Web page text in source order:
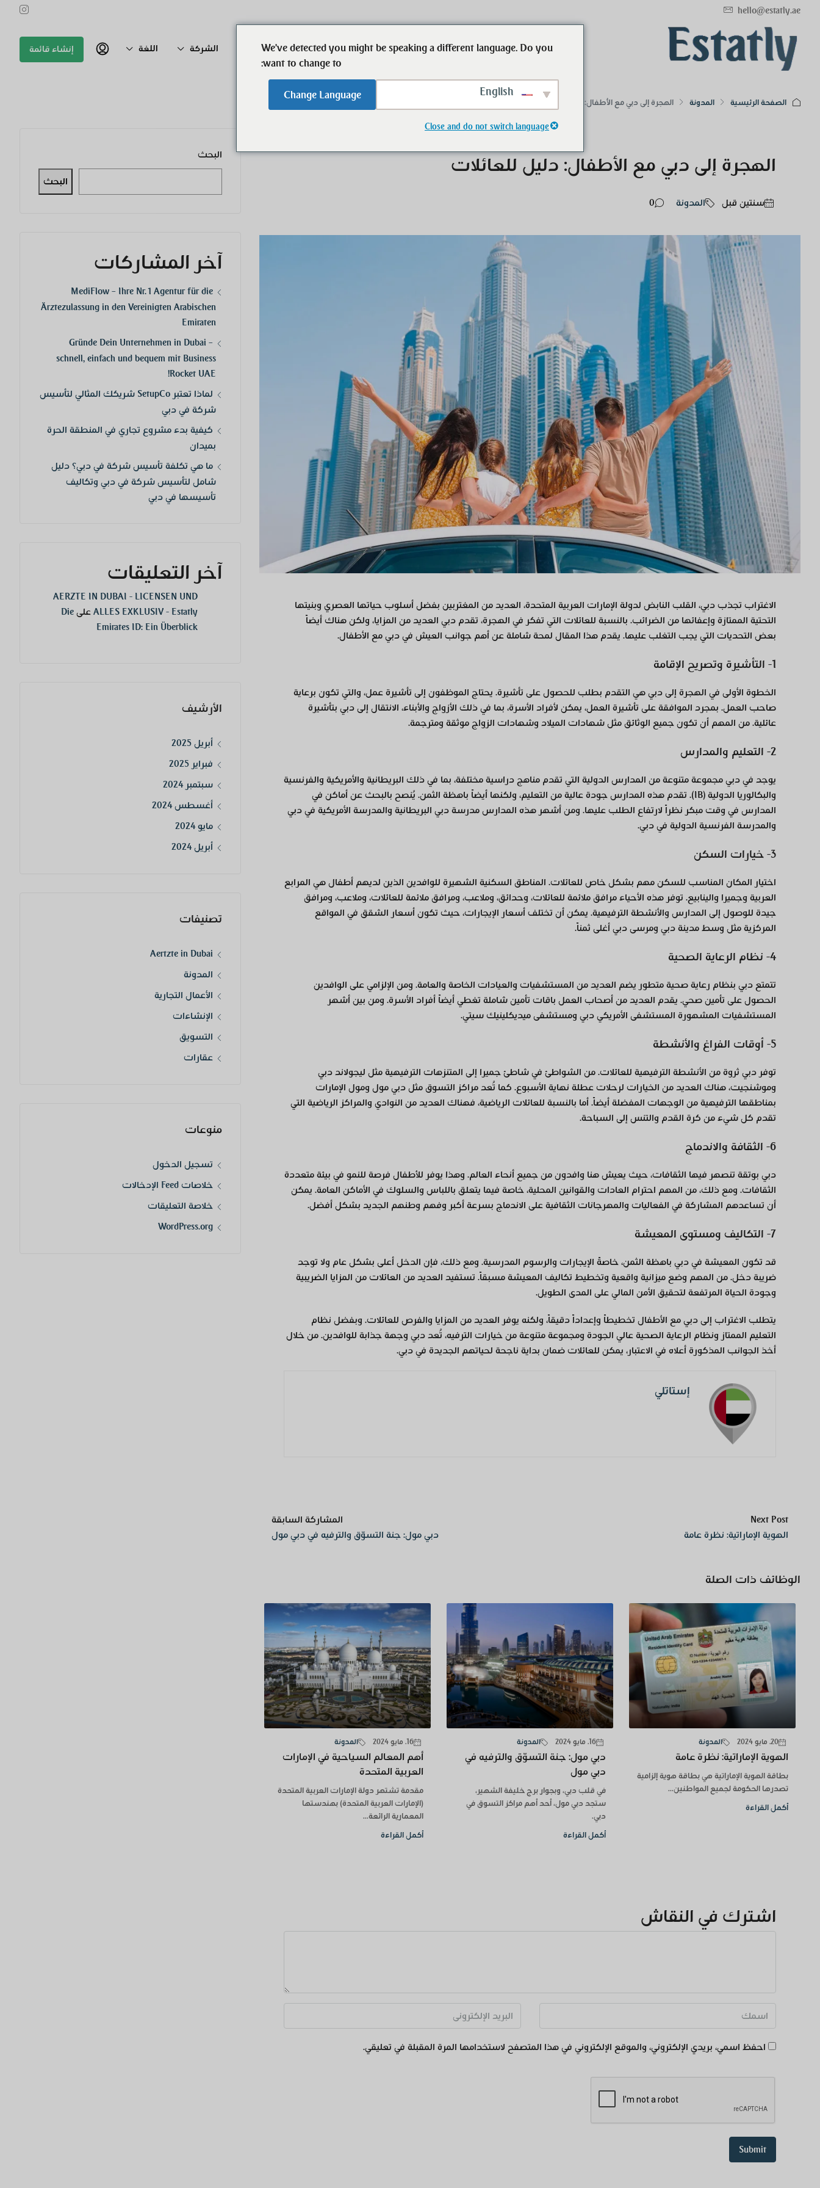
hello@estatly.ae
ابدأ العقارات الشخص الذي يمكن الاتصال به الشركة اللغة إنشاء قائمة
الصفحة الرئيسية المدونة الهجرة إلى دبي مع الأطفال: دليل للعائلات
الهجرة إلى دبي مع الأطفال: دليل للعائلات
‏سنتين قبل المدونة 0
الاغتراب تجذب دبي، القلب النابض لدولة الإمارات العربية المتحدة، العديد من المغتربين بفضل أسلوب حياتها العصري وبنيتها
التحتية الممتازة وإعفائها من الضرائب. بالنسبة للعائلات التي تفكر في الهجرة، تقدم دبي العديد من المزايا، ولكن هناك أيضاً
بعض التحديات التي يجب التغلب عليها. يقدم هذا المقال لمحة شاملة عن أهم جوانب العيش في دبي مع الأطفال.
1- التأشيرة وتصريح الإقامة
الخطوة الأولى في الهجرة إلى دبي هي التقدم بطلب للحصول على تأشيرة. يحتاج الموظفون إلى تأشيرة عمل، والتي تكون برعاية
صاحب العمل. بمجرد الموافقة على تأشيرة العمل، يمكن لأفراد الأسرة، بما في ذلك الأزواج والأبناء، الانتقال إلى دبي بتأشيرة
عائلية. من المهم أن تكون جميع الوثائق مثل شهادات الميلاد وشهادات الزواج موثقة ومترجمة.
2- التعليم والمدارس
يوجد في دبي مجموعة متنوعة من المدارس الدولية التي تقدم مناهج دراسية مختلفة، بما في ذلك البريطانية والأمريكية والفرنسية
والبكالوريا الدولية (IB). تقدم هذه المدارس جودة عالية من التعليم، ولكنها أيضاً باهظة الثمن. يُنصح بالبحث عن أماكن في
المدارس في وقت مبكر نظراً لارتفاع الطلب عليها. ومن أشهر هذه المدارس مدرسة دبي البريطانية والمدرسة الأمريكية في دبي
والمدرسة الفرنسية الدولية في دبي.
3- خيارات السكن
اختيار المكان المناسب للسكن مهم بشكل خاص للعائلات. المناطق السكنية الشهيرة للوافدين الذين لديهم أطفال هي المرابع
العربية وجميرا والينابيع. توفر هذه الأحياء مرافق ملائمة للعائلات، وحدائق، وملاعب، ومرافق ملائمة للعائلات، وملاعب، ومرافق
جيدة للوصول إلى المدارس والأنشطة الترفيهية. يمكن أن تختلف أسعار الإيجارات، حيث تكون أسعار الشقق في المواقع
المركزية مثل وسط مدينة دبي ومرسى دبي أغلى ثمناً.
4- نظام الرعاية الصحية
تتمتع دبي بنظام رعاية صحية متطور يضم العديد من المستشفيات والعيادات الخاصة والعامة. ومن الإلزامي على الوافدين
الحصول على تأمين صحي. يقدم العديد من أصحاب العمل باقات تأمين شاملة تغطي أيضاً أفراد الأسرة. ومن بين أشهر
المستشفيات المشهورة المستشفى الأمريكي دبي ومستشفى ميديكلينيك سيتي.
5- أوقات الفراغ والأنشطة
توفر دبي ثروة من الأنشطة الترفيهية للعائلات. من الشواطئ في شاطئ جميرا إلى المتنزهات الترفيهية مثل ليجولاند دبي
وموشنجيت، هناك العديد من الخيارات لرحلات عطلة نهاية الأسبوع. كما تُعد مراكز التسوق مثل دبي مول ومول الإمارات
بمناطقها الترفيهية من الوجهات المفضلة أيضاً. أما بالنسبة للعائلات الرياضية، فهناك العديد من النوادي والمراكز الرياضية التي
تقدم كل شيء من كرة القدم والتنس إلى السباحة.
6- الثقافة والاندماج
دبي بوتقة تنصهر فيها الثقافات، حيث يعيش هنا وافدون من جميع أنحاء العالم. وهذا يوفر للأطفال فرصة للنمو في بيئة متعددة
الثقافات. ومع ذلك، من المهم احترام العادات والقوانين المحلية، خاصة فيما يتعلق باللباس والسلوك في الأماكن العامة. يمكن
أن تساعدهم المشاركة في الفعاليات والمهرجانات الثقافية على الاندماج بسرعة أكبر وفهم وطنهم الجديد بشكل أفضل.
7- التكاليف ومستوى المعيشة
قد تكون المعيشة في دبي باهظة الثمن، خاصةً الإيجارات والرسوم المدرسية. ومع ذلك، فإن الدخل أعلى بشكل عام ولا توجد
ضريبة دخل. من المهم وضع ميزانية واقعية وتخطيط تكاليف المعيشة مسبقاً. تستفيد العديد من العائلات من المزايا الضريبية
وجودة الحياة المرتفعة لتحقيق الأمن المالي على المدى الطويل.
يتطلب الاغتراب إلى دبي مع الأطفال تخطيطاً وإعداداً دقيقاً، ولكنه يوفر العديد من المزايا والفرص للعائلات. وبفضل نظام
التعليم الممتاز ونظام الرعاية الصحية عالي الجودة ومجموعة متنوعة من خيارات الترفيه، تُعد دبي وجهة جذابة للوافدين. من خلال
أخذ الجوانب المذكورة أعلاه في الاعتبار، يمكن للعائلات ضمان بداية ناجحة لحياتهم الجديدة في دبي.
إستاتلي
المشاركة السابقة
دبي مول: جنة التسوّق والترفيه في دبي مول
Next Post
الهوية الإماراتية: نظرة عامة
الوظائف ذات الصلة
20. مايو 2024 المدونة
الهوية الإماراتية: نظرة عامة
بطاقة الهوية الإماراتية هي بطاقة هوية إلزامية
تصدرها الحكومة لجميع المواطنين...
أكمل القراءة
16. مايو 2024 المدونة
دبي مول: جنة التسوّق والترفيه في
دبي مول
في قلب دبي، وبجوار برج خليفة الشهير،
ستجد دبي مول، أحد أهم مراكز التسوق في
دبي.
أكمل القراءة
16. مايو 2024 المدونة
أهم المعالم السياحية في الإمارات
العربية المتحدة
مقدمة تشتهر دولة الإمارات العربية المتحدة
(الإمارات العربية المتحدة) بهندستها
المعمارية الرائعة...
أكمل القراءة
اشترك في النقاش
احفظ اسمي، بريدي الإلكتروني، والموقع الإلكتروني في هذا المتصفح لاستخدامها المرة المقبلة في تعليقي.
البحث
البحث
آخر المشاركات
MediFlow – Ihre Nr. 1 Agentur für die
Ärztezulassung in den Vereinigten Arabischen
Emiraten
Gründe Dein Unternehmen in Dubai –
schnell, einfach und bequem mit Business
Rocket UAE!
لماذا تعتبر SetupCo شريكك المثالي لتأسيس
شركة في دبي
كيفية بدء مشروع تجاري في المنطقة الحرة
بميدان
ما هي تكلفة تأسيس شركة في دبي؟ دليل
شامل لتأسيس شركة في دبي وتكاليف
تأسيسها في دبي
آخر التعليقات
AERZTE IN DUBAI - LICENSEN UND
ALLES EXKLUSIV - Estatly على Die
Emirates ID: Ein Überblick
الأرشيف
أبريل 2025
فبراير 2025
سبتمبر 2024
أغسطس 2024
مايو 2024
أبريل 2024
تصنيفات
Aertzte in Dubai
المدونة
الأعمال التجارية
الإنشاءات
التسويق
عقارات
منوعات
تسجيل الدخول
خلاصات Feed الإدخالات
خلاصة التعليقات
WordPress.org
We've detected you might be speaking a different language. Do you
want to change to:
Change Language
Close and do not switch language